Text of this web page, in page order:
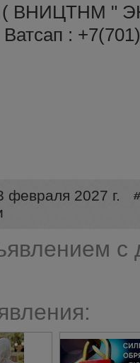
( ВНИЦТНМ "
:
февраля 2027 г.
с